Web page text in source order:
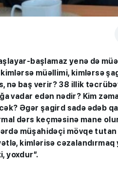
başlamaz yenə də
sə müəllimi, kimlərsə
nə baş verir? 38 illik
vadar edən nədir? Kim
Əgər şagird sadə ədəb
dərs keçməsinə mane
müşahidəçi mövqe tutan
kimlərisə
yoxdur”.